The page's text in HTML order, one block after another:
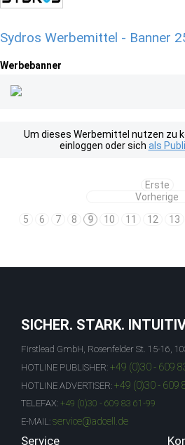
Sydros Werbemittel - Banner
Werbebanner
Um dieses Werbemittel nutzen zu
einloggen oder sich als
Erste
Vorherige
5
6 7 8 9 10 11 12 13
SICHER. STARK.
Firstlead GmbH, Rosenfelder St. 15-16,
HOTLINE PUBLISHER: +49 (0)30 - 609
HOTLINE ADVERTISER: +49 (0)30 - 609
TELEFAX: +49 (0)30 - 609 83 61-99
E-MAIL: service@adcell.de
Service